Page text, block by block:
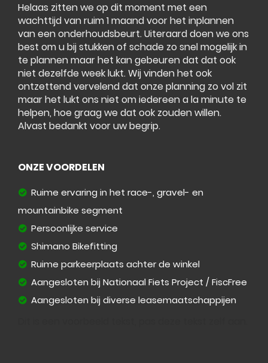
Helaas zitten we op dit moment met een
wachttijd van ruim 1 maand voor het inplannen
van een onderhoudsbeurt. Uiteraard doen we ons
best om u bij stukken of schade zo snel mogelijk in
te plannen maar het kan gebeuren dat dat ook
niet dezelfde week lukt. Wij vinden het ook
ontzettend vervelend dat onze planning zo vol zit
maar het lukt ons niet om iedereen a la minute te
helpen, hoe graag we dat ook zouden willen.
Alvast bedankt voor uw begrip.
ONZE VOORDELEN
Ruime ervaring in het race-, gravel- en
mountainbike segment
Persoonlijke service
Shimano Bikefitting
Ruime parkeerplaats achter de winkel
Aangesloten bij Nationaal Fiets Project / FiscFree
Aangesloten bij diverse leasemaatschappijen